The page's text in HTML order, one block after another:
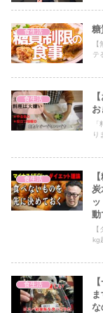
食生活 糖
テ
食生活
り
食生活
動
kg
食生活
な